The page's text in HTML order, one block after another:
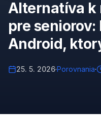
Alternatíva k
pre
Android,
25. 5. 2026·Porovnania·